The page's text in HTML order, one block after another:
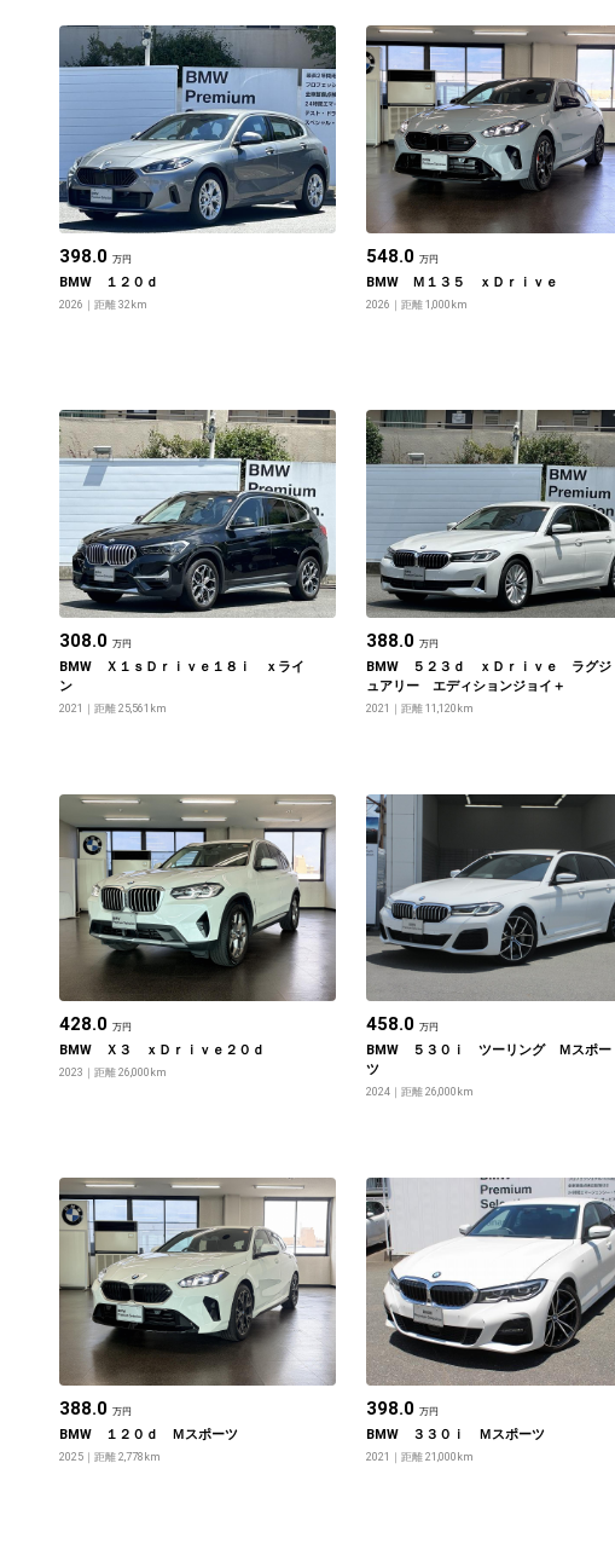
398.0 万円
BMW １２０ｄ
2026 距離 32km
548.0 万円
BMW Ｍ１３５ ｘＤｒｉｖｅ
2026 距離 1,000km
308.0 万円
BMW Ｘ１ｓＤｒｉｖｅ１８ｉ ｘライ
ン
2021 距離 25,561km
388.0 万円
BMW ５２３ｄ ｘＤｒｉｖｅ ラグジ
ュアリー エディションジョイ＋
2021 距離 11,120km
428.0 万円
BMW Ｘ３ ｘＤｒｉｖｅ２０ｄ
2023 距離 26,000km
458.0 万円
BMW ５３０ｉ ツーリング Ｍスポー
ツ
2024 距離 26,000km
388.0 万円
BMW １２０ｄ Ｍスポーツ
2025 距離 2,778km
398.0 万円
BMW ３３０ｉ Ｍスポーツ
2021 距離 21,000km